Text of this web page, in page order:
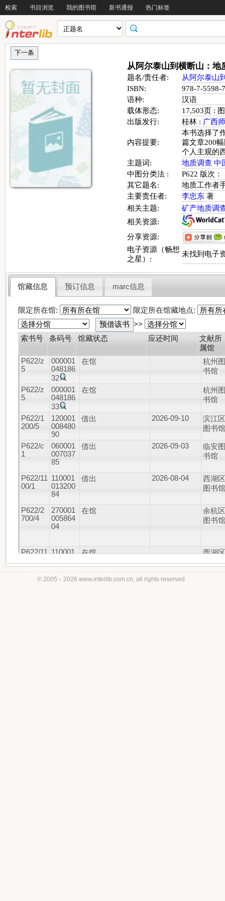
检索 书目浏览 我的图书馆 新书通报 热门标签
从阿尔泰山到横断山：地
题名/责任者:
从阿尔泰山
ISBN:
978-7-5598-
语种:
汉语
载体形态:
17,503页 :
出版发行:
桂林 : 广西
内容提要:
本书选择了
篇文章200
个人主观的
主题词:
地质调查 中
中图分类法 :
P622 版次：
其它题名:
地质工作者
主要责任者:
李忠东 著
相关主题:
矿产地质调
相关资源:
分享资源:
电子资源（畅想
之星）:
未找到电子
馆藏信息 预订信息 marc信息
限定所在馆:
限定所在馆藏地点:
>>
索书号
条码号 馆藏状态 应还时间
文献所
属馆
P622/z
5
000001
048186
32
在馆
杭州
书馆
P622/z
5
000001
048186
33
在馆
杭州
书馆
P622/1
200/5
120001
008480
90
借出 2026-09-10
滨江
图书
P622/c
1
060001
007037
85
借出 2026-09-03
临安
书馆
P622/11
00/1
110001
013200
84
借出 2026-08-04
西湖
图书
P622/2
700/4
270001
005864
04
在馆
余杭
图书
P622/11
110001
85
在馆
西湖
图书
P622/2
270001
在馆
© 2005－ 2026 www.interlib.com.cn, all rights reserved